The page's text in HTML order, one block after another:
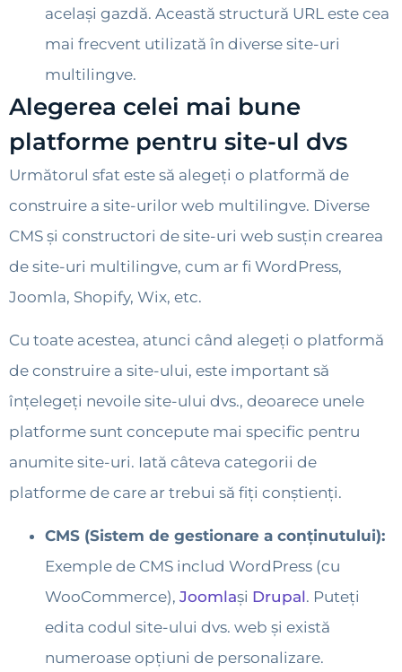
același gazdă. Această structură URL este cea
mai frecvent utilizată în diverse site-uri
multilingve.
Alegerea celei mai bune
platforme pentru site-ul dvs
Următorul sfat este să alegeți o platformă de
construire a site-urilor web multilingve. Diverse
CMS și constructori de site-uri web susțin crearea
de site-uri multilingve, cum ar fi WordPress,
Joomla, Shopify, Wix, etc.
Cu toate acestea, atunci când alegeți o platformă
de construire a site-ului, este important să
înțelegeți nevoile site-ului dvs., deoarece unele
platforme sunt concepute mai specific pentru
anumite site-uri. Iată câteva categorii de
platforme de care ar trebui să fiți conștienți.
CMS (Sistem de gestionare a conținutului):
Exemple de CMS includ WordPress (cu
WooCommerce), Joomlași Drupal. Puteți
edita codul site-ului dvs. web și există
numeroase opțiuni de personalizare.